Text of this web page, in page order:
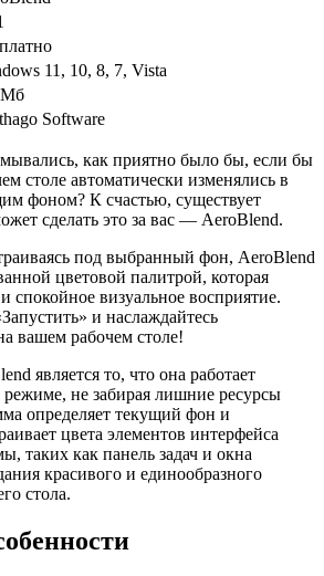
11, 10, 8, 7, Vista
Мб
Software
как приятно было бы, если бы
столе автоматически изменялись в
фоном? К счастью, существует
сделать это за вас — AeroBlend.
под выбранный фон, AeroBlend
цветовой палитрой, которая
спокойное визуальное восприятие.
и наслаждайтесь
вашем рабочем столе!
является то, что она работает
не забирая лишние ресурсы
определяет текущий фон и
цвета элементов интерфейса
таких как панель задач и окна
красивого и единообразного
стола.